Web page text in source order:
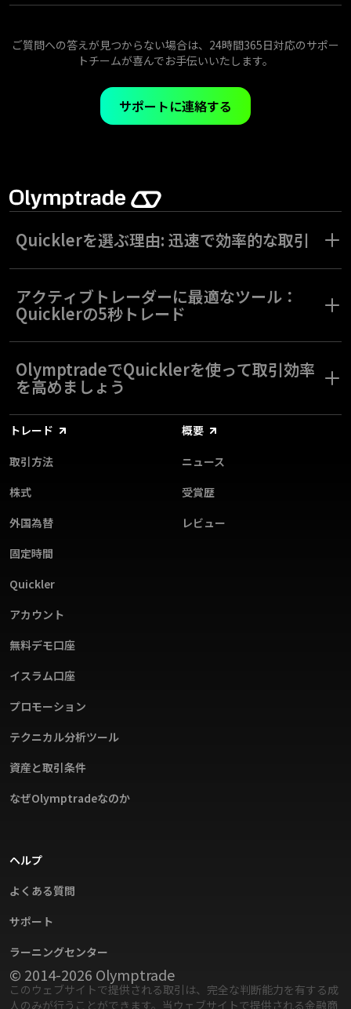
し、このインストゥルメントの5秒という特性により、迅速な取引
結果が得られることは確かです。
ご質問への答えが見つからない場合は、24時間365日対応のサポー
トチームが喜んでお手伝いいたします。
サポートに連絡する
Quicklerを選ぶ理由: 迅速で効率的な取引
異なり、広範な市場のボラティリティ指数として機能します。
Quicklerでは、すべての取引がわずか5秒で完了するため、トレー
ダーはチャートから直接迅速かつ効率的に取引を行うことができ
ます。
アクティブトレーダーに最適なツール：
Quicklerの5秒トレード
Quicklerは理想的なソリューションを提供します。短期的な価格
変動を活用するために設計されたQuicklerの5秒トレードで、市場
のトレンドに素早く対応できます。
OlymptradeでQuicklerを使って取引効率
を高めましょう
Quicklerは、Olymptradeプラットフォームでスピードと精度を持
って取引するためのユニークな機会を提供します。これは、短期
間の市場の動きを利用して素早く利益を得たいトレーダーのため
に設計されています。Olymptradeに参加して、Quicklerを使って
今日からあなたのトレードを向上させましょう！
トレード
取引方法
株式
外国為替
固定時間
Quickler
アカウント
無料デモ口座
イスラム口座
プロモーション
テクニカル分析ツール
資産と取引条件
なぜOlymptradeなのか
概要
ニュース
受賞歴
レビュー
ヘルプ
よくある質問
サポート
ラーニングセンター
© 2014-2026 Olymptrade
このウェブサイトで提供される取引は、完全な判断能力を有する成
人のみが行うことができます。当ウェブサイトで提供される金融商